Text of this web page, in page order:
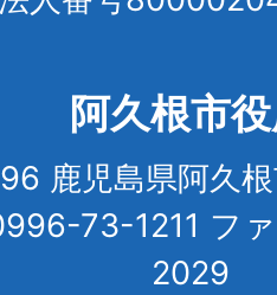
阿久根市
鹿児島県阿久
73-1211 フ
2029